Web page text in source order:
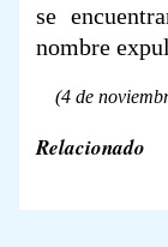
se
nombre
(4 de
Relacionado